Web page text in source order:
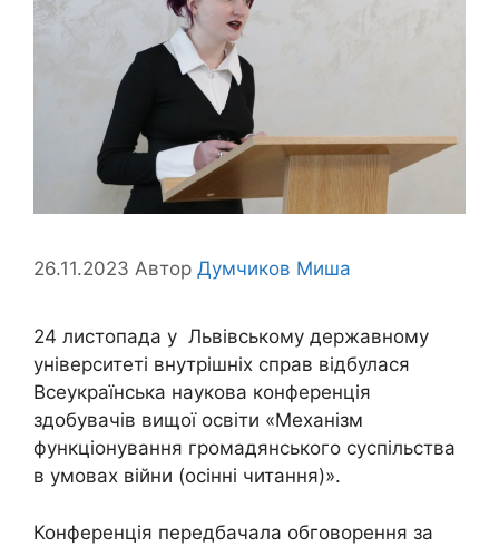
26.11.2023 Автор Думчиков Миша
24 листопада у Львівському державному
університеті внутрішніх справ відбулася
Всеукраїнська наукова конференція
здобувачів вищої освіти «Механізм
функціонування громадянського суспільства
в умовах війни (осінні читання)».
Конференція передбачала обговорення за